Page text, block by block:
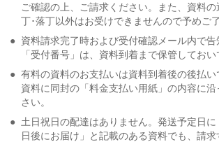
ご確認の上、ご請求ください。また、資料
丁･落丁以外はお受けできませんので予めご
● 資料請求完了時および受付確認メール内で
「受付番号」は、資料到着まで保管しておい
● 有料の資料のお支払いは資料到着後の後払い
資料に同封の「料金支払い用紙」の内容に
さい。
● 土日祝日の配達はありません。発送予定日に
日後にお届け」と記載のある資料でも、請